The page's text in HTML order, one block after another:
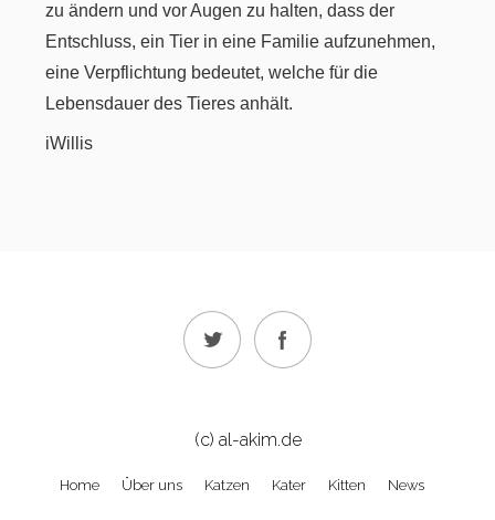
zu ändern und vor Augen zu halten, dass der
Entschluss, ein Tier in eine Familie aufzunehmen,
eine Verpflichtung bedeutet, welche für die
Lebensdauer des Tieres anhält.
iWillis
(c) al-akim.de
Home Über uns Katzen Kater Kitten News